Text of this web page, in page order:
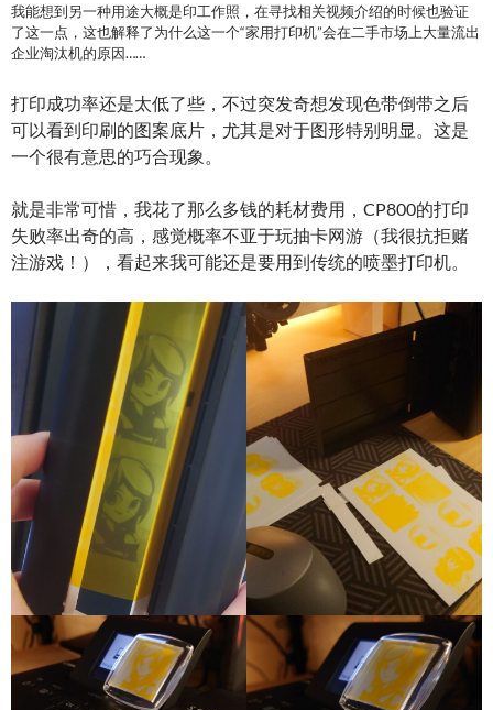
我能想到另一种用途大概是印工作照，在寻找相关视频介绍的时候也验证
了这一点，这也解释了为什么这一个“家用打印机”会在二手市场上大量流出
企业淘汰机的原因……
打印成功率还是太低了些，不过突发奇想发现色带倒带之后
可以看到印刷的图案底片，尤其是对于图形特别明显。这是
一个很有意思的巧合现象。
就是非常可惜，我花了那么多钱的耗材费用，CP800的打印
失败率出奇的高，感觉概率不亚于玩抽卡网游（我很抗拒赌
注游戏！），看起来我可能还是要用到传统的喷墨打印机。